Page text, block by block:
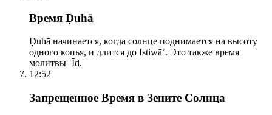
Время Ḍuhā
Ḍuhā начинается, когда солнце поднимается на высоту
одного копья, и длится до Istiwāʾ. Это также время
молитвы ʿĪd.
12:52
Запрещенное Время в Зените Солнца